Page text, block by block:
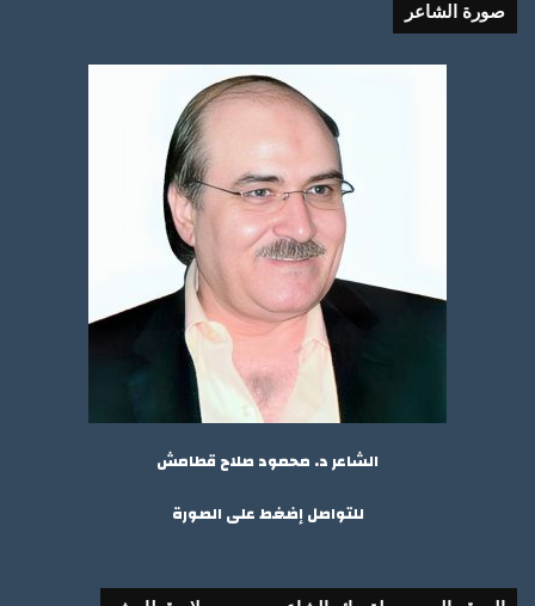
صورة الشاعر
الشاعر د. محمود صلاح قطامش
للتواصل إضغط على الصورة